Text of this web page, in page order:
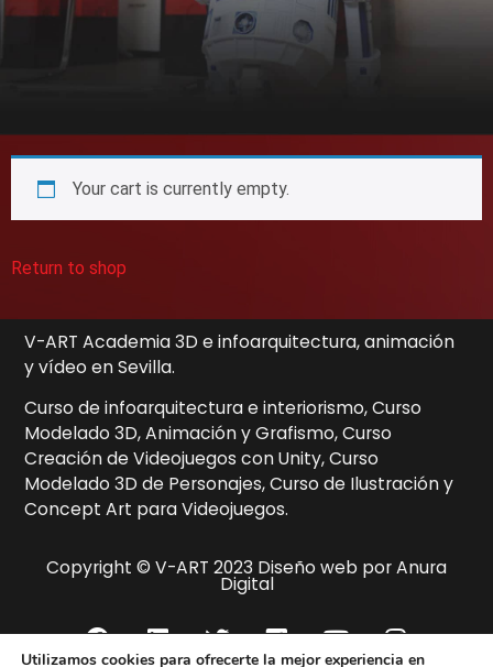
Your cart is currently empty.
Return to shop
V-ART Academia 3D e infoarquitectura, animación
y vídeo en Sevilla.
Curso de infoarquitectura e interiorismo, Curso
Modelado 3D, Animación y Grafismo, Curso
Creación de Videojuegos con Unity, Curso
Modelado 3D de Personajes, Curso de Ilustración y
Concept Art para Videojuegos.
Copyright © V-ART 2023 Diseño web por Anura
Digital
Utilizamos cookies para ofrecerte la mejor experiencia en